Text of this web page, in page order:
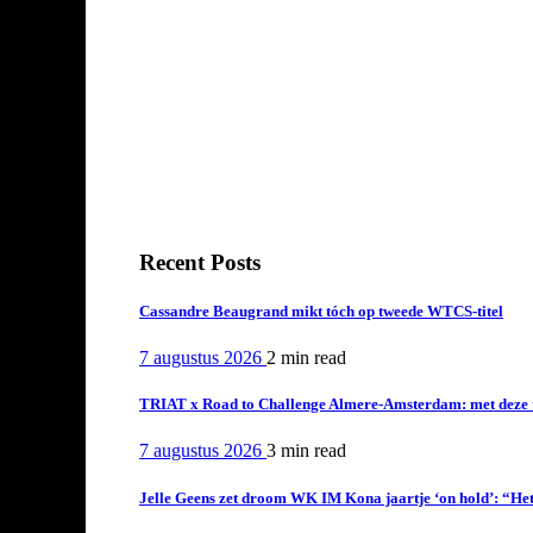
Recent Posts
Cassandre Beaugrand mikt tóch op tweede WTCS-titel
7 augustus 2026 2 min read
TRIAT x Road to Challenge Almere-Amsterdam: met deze
7 augustus 2026 3 min read
Jelle Geens zet droom WK IM Kona jaartje ‘on hold’: